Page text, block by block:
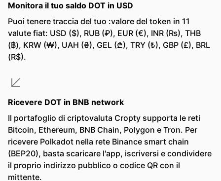
Monitora il tuo saldo DOT in USD
Puoi tenere traccia del tuo :valore del token in 11
valute fiat: USD ($), RUB (₽), EUR (€), INR (₨), THB
(฿), KRW (₩), UAH (₴), GEL (₾), TRY (₺), GBP (£), BRL
(R$).
Ricevere DOT in BNB network
Il portafoglio di criptovaluta Cropty supporta le reti
Bitcoin, Ethereum, BNB Chain, Polygon e Tron. Per
ricevere Polkadot nella rete Binance smart chain
(BEP20), basta scaricare l'app, iscriversi e condividere
il proprio indirizzo pubblico o codice QR con il
mittente.